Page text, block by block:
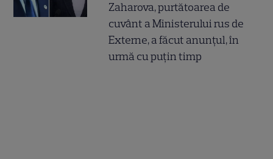
Zaharova, purtătoarea de
cuvânt a Ministerului rus de
Externe, a făcut anunțul, în
urmă cu puțin timp